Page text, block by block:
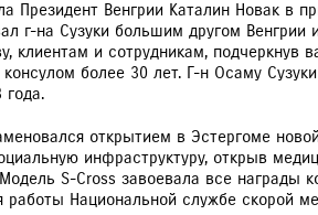
Президент Венгрии Каталин Новак в
г-на Сузуки большим другом
клиентам и сотрудникам,
более 30 лет. Г-н Осаму
года.
открытием в Эстергоме
инфраструктуру, открыв
S-Cross завоевала все награды
работы Национальной службе скорой